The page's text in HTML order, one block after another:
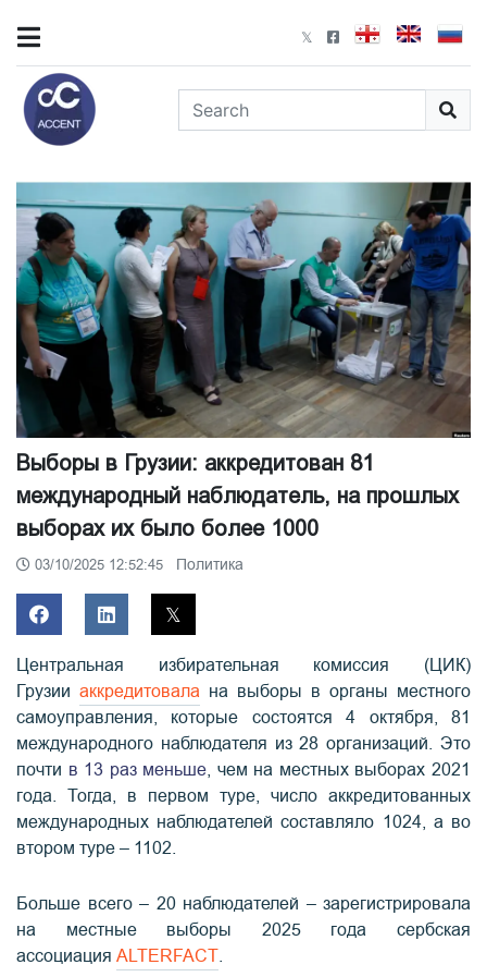
Выборы в Грузии: аккредитован 81
международный наблюдатель, на прошлых
выборах их было более 1000
03/10/2025 12:52:45 Политика
Центральная избирательная комиссия (ЦИК)
Грузии аккредитовала на выборы в органы местного
самоуправления, которые состоятся 4 октября, 81
международного наблюдателя из 28 организаций. Это
почти в 13 раз меньше, чем на местных выборах 2021
года. Тогда, в первом туре, число аккредитованных
международных наблюдателей составляло 1024, а во
втором туре – 1102.
Больше всего – 20 наблюдателей – зарегистрировала
на местные выборы 2025 года сербская
ассоциация ALTERFACT.